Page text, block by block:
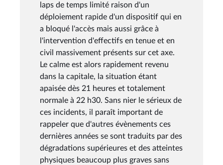
laps de temps limité raison d'un
déploiement rapide d'un dispositif qui en
a bloqué l'accès mais aussi grâce à
l'intervention d'effectifs en tenue et en
civil massivement présents sur cet axe.
Le calme est alors rapidement revenu
dans la capitale, la situation étant
apaisée dès 21 heures et totalement
normale à 22 h30. Sans nier le sérieux de
ces incidents, il paraît important de
rappeler que d'autres évènements ces
dernières années se sont traduits par des
dégradations supérieures et des atteintes
physiques beaucoup plus graves sans